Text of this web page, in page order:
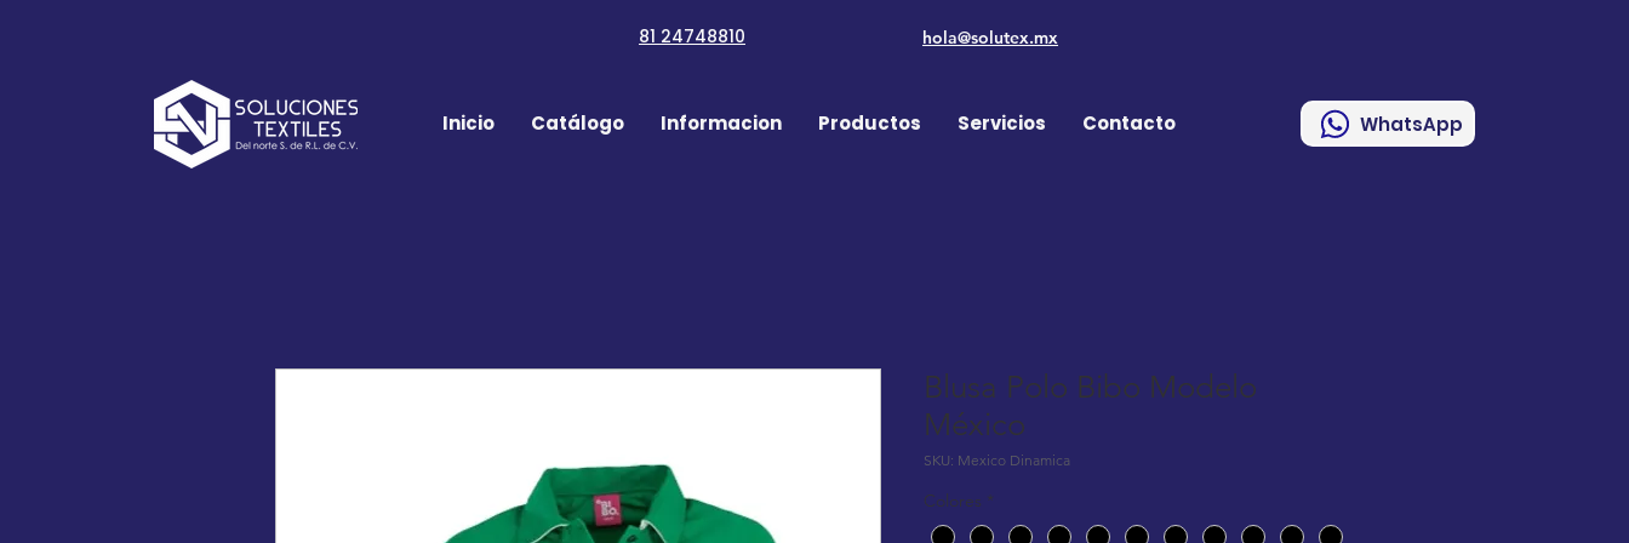
81 24748810 hola@solutex.mx
Inicio Catálogo Informacion Productos Servicios Contacto WhatsApp
Blusa Polo Bibo Modelo
México
SKU: Mexico Dinamica
Colores *